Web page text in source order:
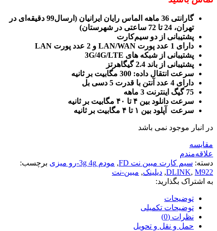
گارانتی 36 ماهه الماس رایان ایرانیان
(ارسال99 دقیقه‌ای در
تهران، 24 تا 72 ساعتی در شهرستان)
پشتیبانی از دو سیم‌کارت
دارای 1 عدد پورت LAN/WAN و 2 عدد پورت LAN
پشتیبانی از شبکه های 3G/4G/LTE
پشتیبانی از باند 2.4 گیگاهرتز
سرعت انتقال داده: 300 مگابیت بر ثانیه
دارای 4 عدد آنتن با قدرت 5 دسی بل
75 گیگ اینترنت 3 ماهه
سرعت دانلود بین ۴ تا ۴۰ مگابیت بر ثانیه
سرعت آپلود بین ۱ تا ۴ مگابیت بر ثانیه
در انبار موجود نمی باشد
مقایسه
علاقه‌مندم
دسته: سیم کارت مبین نت FD , مودم 3g 4g-رو میزی
برچسب:
DLINK, M922
, دیلینک, مبین-نت
به اشتراک بگذارید:
توضیحات
توضیحات تکمیلی
نظرات (0)
حمل و نقل و تحویل